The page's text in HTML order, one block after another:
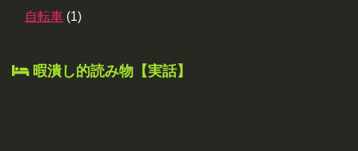
自転車 (1)
暇潰し的読み物【実話】